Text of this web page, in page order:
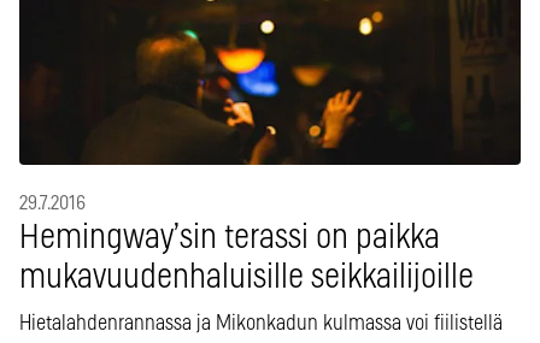
29.7.2016
Hemingway’sin terassi on paikka
mukavuudenhaluisille seikkailijoille
Hietalahdenrannassa ja Mikonkadun kulmassa voi fiilistellä